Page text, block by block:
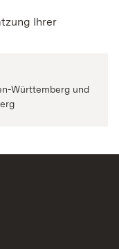
Ihrer
Württemberg und